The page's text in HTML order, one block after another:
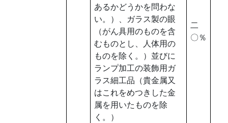
あるかどうかを問わな
い。）、ガラス製の眼
（がん具用のものを含
むものとし、人体用の
ものを除く。）並びに
ランプ加工の装飾用ガ
ラス細工品（貴金属又
はこれをめつきした金
属を用いたものを除
く。）
二
〇％